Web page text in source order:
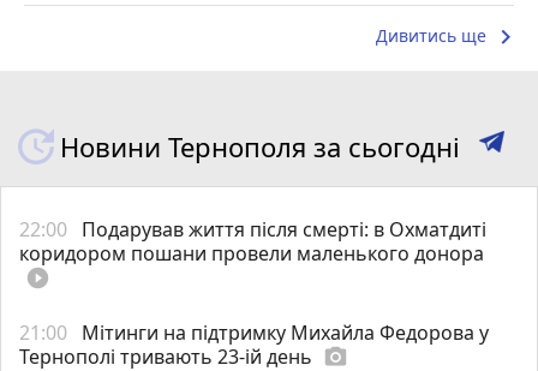
Дивитись ще keyboard_arrow_right
Новини Тернополя за сьогодні
22:00 Подарував життя після смерті: в Охматдиті
коридором пошани провели маленького донора
play_circle_filled
21:00 Мітинги на підтримку Михайла Федорова у
Тернополі тривають 23-ій день photo_camera